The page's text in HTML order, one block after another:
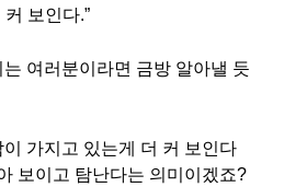
보인다.”
여러분이라면 금방 알아낼 듯
가지고 있는게 더 커 보인다
보이고 탐난다는 의미이겠죠?